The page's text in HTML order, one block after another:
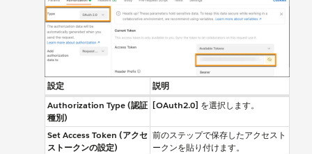
設定
説明
Authorization Type (認証
種別)
[OAuth2.0] を選択します。
Set Access Token (アクセ
ストークンの設定)
前のステップで保存したアクセスト
ークンを貼り付けます。